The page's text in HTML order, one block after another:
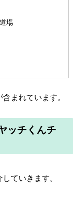
場
まれています。
ッチくんチ
ていきます。